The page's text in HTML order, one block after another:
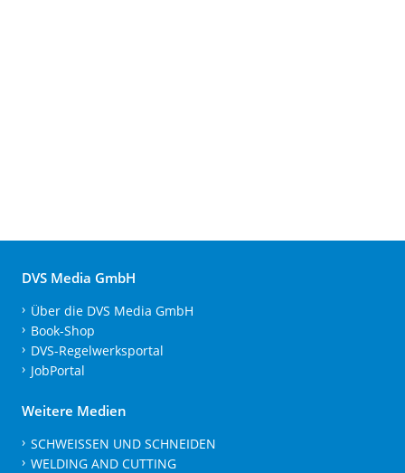
DVS Media GmbH
Über die DVS Media GmbH
Book-Shop
DVS-Regelwerksportal
JobPortal
Weitere Medien
SCHWEISSEN UND SCHNEIDEN
WELDING AND CUTTING